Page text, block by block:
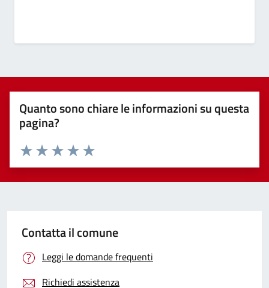
Quanto sono chiare le informazioni su questa
pagina?
Valuta 5 stelle su 5
Valuta 4 stelle su 5
Valuta 3 stelle su 5
Valuta 2 stelle su 5
Valuta 1 stelle su 5
Contatta il comune
Leggi le domande frequenti
Richiedi assistenza